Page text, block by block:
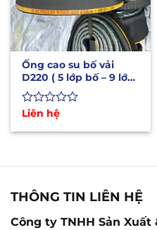
Ống cao su bố vải
D220 ( 5 lớp bố – 9 lớp)
chống nổ, xả bùn, cát
Được
hạng
Liên hệ
THÔNG TIN LIÊN HỆ
Công ty TNHH Sản Xuất